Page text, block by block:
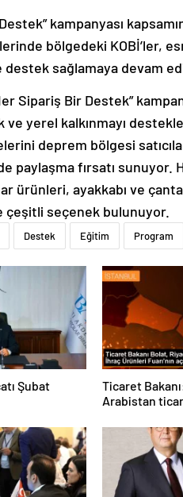
kampanyası
bölgedeki KOBİ’ler,
sağlamaya devam
Sipariş Bir Destek”
yerel kalkınmayı
deprem bölgesi
paylaşma fırsatı
ürünleri, ayakkabı ve
çeşitli seçenek bulunuyor.
Destek Eğitim Program
Şubat
Ticaret
Arabistan